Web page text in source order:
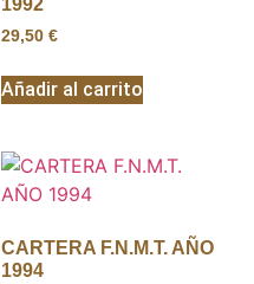
29,50 €
Añadir al carrito
CARTERA F.N.M.T. AÑO
1994